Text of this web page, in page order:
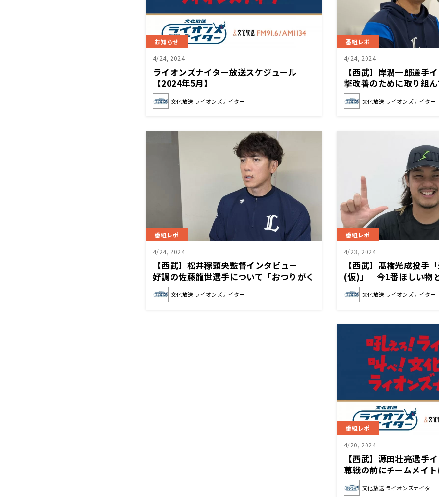
お知らせ
4/24, 2024
ライオンズナイター放送スケジュール
【2024年5月】
文化放送 ライオンズナイター
番組レポ
4/24, 2024
【西武】岸潤一郎選手
撃改善のために取り組
文化放送 ライオンズナイター
番組レポ
4/24, 2024
【西武】松井稼頭央監督インタビュー
好調の佐藤龍世選手について「おつりがく
るくらい頑張ってくれています」
文化放送 ライオンズナイター
番組レポ
4/23, 2024
【西武】髙橋光成投手
(仮)」 今1番ほしい物
文化放送 ライオンズナイター
番組レポ
4/20, 2024
【西武】源田壮亮選手
幕戦の前にチームメイ
は？
文化放送 ライオンズナイター